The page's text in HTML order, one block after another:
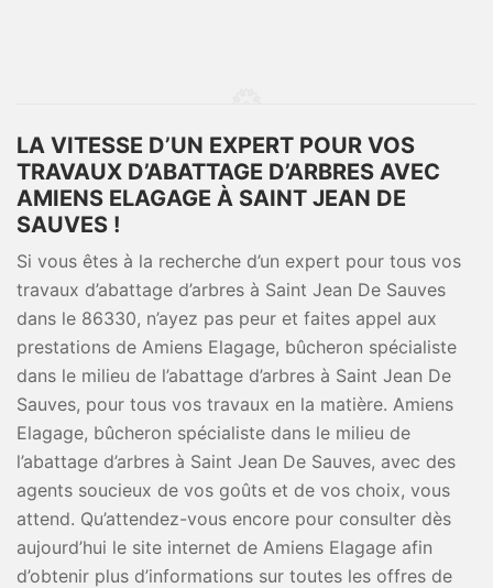
LA VITESSE D’UN EXPERT POUR VOS
TRAVAUX D’ABATTAGE D’ARBRES AVEC
AMIENS ELAGAGE À SAINT JEAN DE
SAUVES !
Si vous êtes à la recherche d’un expert pour tous vos
travaux d’abattage d’arbres à Saint Jean De Sauves
dans le 86330, n’ayez pas peur et faites appel aux
prestations de Amiens Elagage, bûcheron spécialiste
dans le milieu de l’abattage d’arbres à Saint Jean De
Sauves, pour tous vos travaux en la matière. Amiens
Elagage, bûcheron spécialiste dans le milieu de
l’abattage d’arbres à Saint Jean De Sauves, avec des
agents soucieux de vos goûts et de vos choix, vous
attend. Qu’attendez-vous encore pour consulter dès
aujourd’hui le site internet de Amiens Elagage afin
d’obtenir plus d’informations sur toutes les offres de